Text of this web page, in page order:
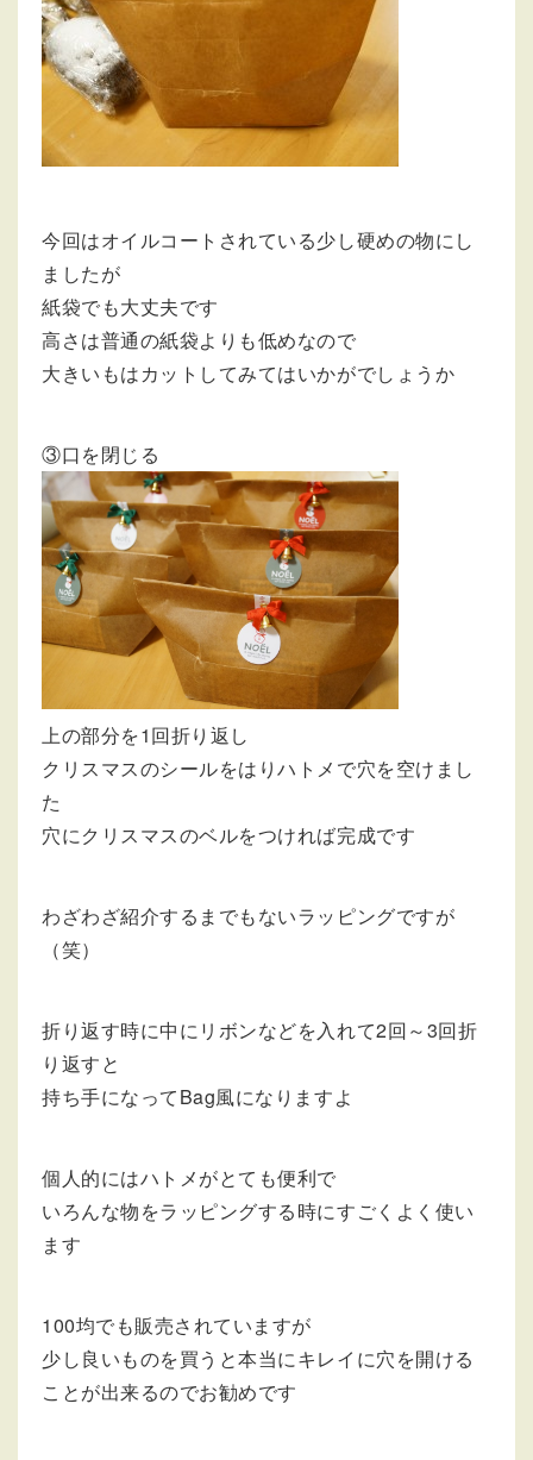
今回はオイルコートされている少し硬めの物にし
ましたが
紙袋でも大丈夫です
高さは普通の紙袋よりも低めなので
大きいもはカットしてみてはいかがでしょうか
③口を閉じる
上の部分を1回折り返し
クリスマスのシールをはりハトメで穴を空けまし
た
穴にクリスマスのベルをつければ完成です
わざわざ紹介するまでもないラッピングですが
（笑）
折り返す時に中にリボンなどを入れて2回～3回折
り返すと
持ち手になってBag風になりますよ
個人的にはハトメがとても便利で
いろんな物をラッピングする時にすごくよく使い
ます
100均でも販売されていますが
少し良いものを買うと本当にキレイに穴を開ける
ことが出来るのでお勧めです